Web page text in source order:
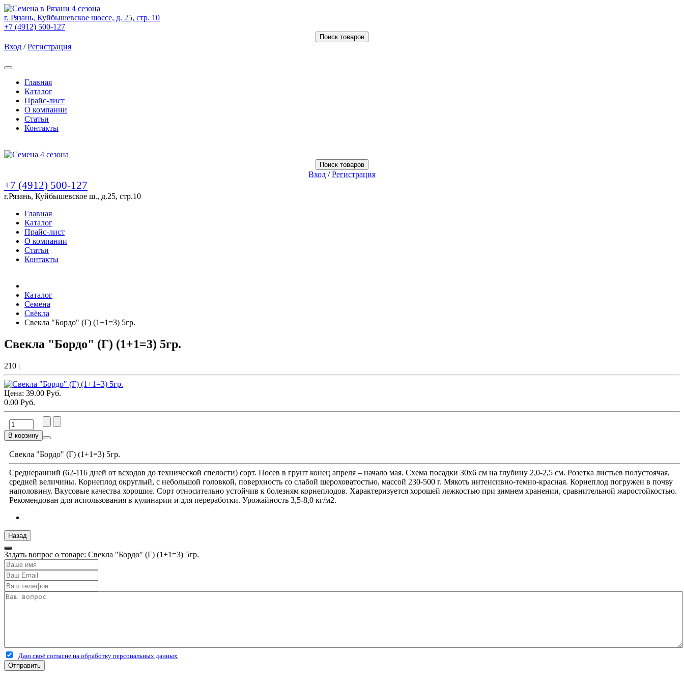
г. Рязань, Куйбышевское шоссе, д. 25, стр. 10
+7 (4912) 500-127
Поиск товаров
Вход /Регистрация
Главная
Каталог
Прайс-лист
О компании
Статьи
Контакты
Поиск товаров
Вход /Регистрация
+7 (4912) 500-127
г.Рязань, Куйбышевское ш., д.25, стр.10
Главная
Каталог
Прайс-лист
О компании
Статьи
Контакты
Каталог
Семена
Свёкла
Свекла "Бордо" (Г) (1+1=3) 5гр.
Свекла "Бордо" (Г) (1+1=3) 5гр.
210 |
Цена: 39.00 Руб.
0.00 Руб.
В корзину
Свекла "Бордо" (Г) (1+1=3) 5гр.
Среднеранний (62-116 дней от всходов до технической спелости) сорт. Посев в грунт конец апреля – начало мая. Схема посадки 30х6 см на глубину 2,0-2,5 см. Розетка листьев полустоячая,
средней величины. Корнеплод округлый, с небольшой головкой, поверхность со слабой шероховатостью, массой 230-500 г. Мякоть интенсивно-темно-красная. Корнеплод погружен в почву
наполовину. Вкусовые качества хорошие. Сорт относительно устойчив к болезням корнеплодов. Характеризуется хорошей лежкостью при зимнем хранении, сравнительной жаростойкостью.
Рекомендован для использования в кулинарии и для переработки. Урожайность 3,5-8,0 кг/м2.
Задать вопрос о товаре: Свекла "Бордо" (Г) (1+1=3) 5гр.
Даю своё согласие на обработку персональных данных
Отправить